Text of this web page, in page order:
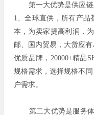
第一大优势是供应链
1、全球直供，所有产
本，为卖家提高利润，
邮、国内贸易，大货应
优质品牌，20000+精品
规格需求，选择规格不
户需求。
第二大优势是服务体